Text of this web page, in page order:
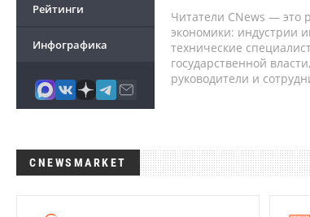
Рейтинги
Инфографика
Читатели CNews — это
экономики: индустрии
технические
государственной
руководители и
CNEWSMARKET